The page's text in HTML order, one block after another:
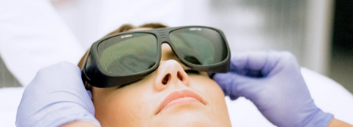
DEPILAÇÃO MASCULINA
DEPILAÇÃO JOVENS
LASER DIODO ACTIVE +
NO HAIR DEPIL CARE
CENTROS
CONTACTOS
DEPILPARTNER
TORNE-SE PARCEIRO DEPILCLUB